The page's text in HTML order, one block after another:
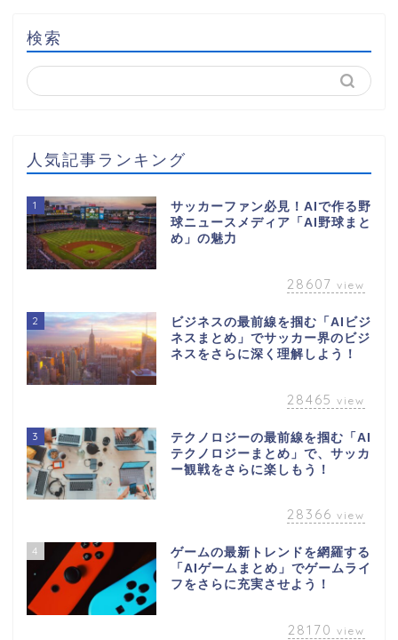
検索
人気記事ランキング
1
サッカーファン必見！AIで作る野
球ニュースメディア「AI野球まと
め」の魅力
28607 view
2
ビジネスの最前線を掴む「AIビジ
ネスまとめ」でサッカー界のビジ
ネスをさらに深く理解しよう！
28465 view
3
テクノロジーの最前線を掴む「AI
テクノロジーまとめ」で、サッカ
ー観戦をさらに楽しもう！
28366 view
4
ゲームの最新トレンドを網羅する
「AIゲームまとめ」でゲームライ
フをさらに充実させよう！
28170 view